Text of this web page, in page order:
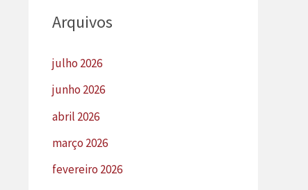
Arquivos
julho 2026
junho 2026
abril 2026
março 2026
fevereiro 2026